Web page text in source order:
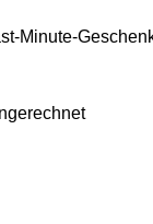
Minute-